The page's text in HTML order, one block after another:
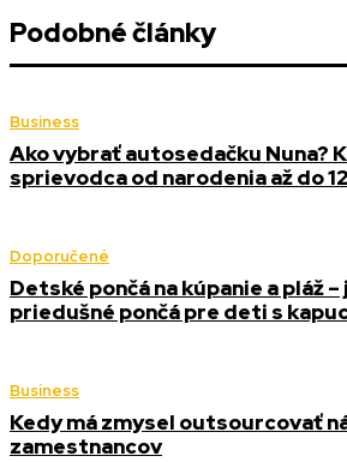
Podobné články
Business
Ako vybrať autosedačku Nuna?
sprievodca od narodenia až do
Doporučené
Detské pončá na kúpanie a pláž –
priedušné pončá pre deti s
Business
Kedy má zmysel outsourcovať
zamestnancov